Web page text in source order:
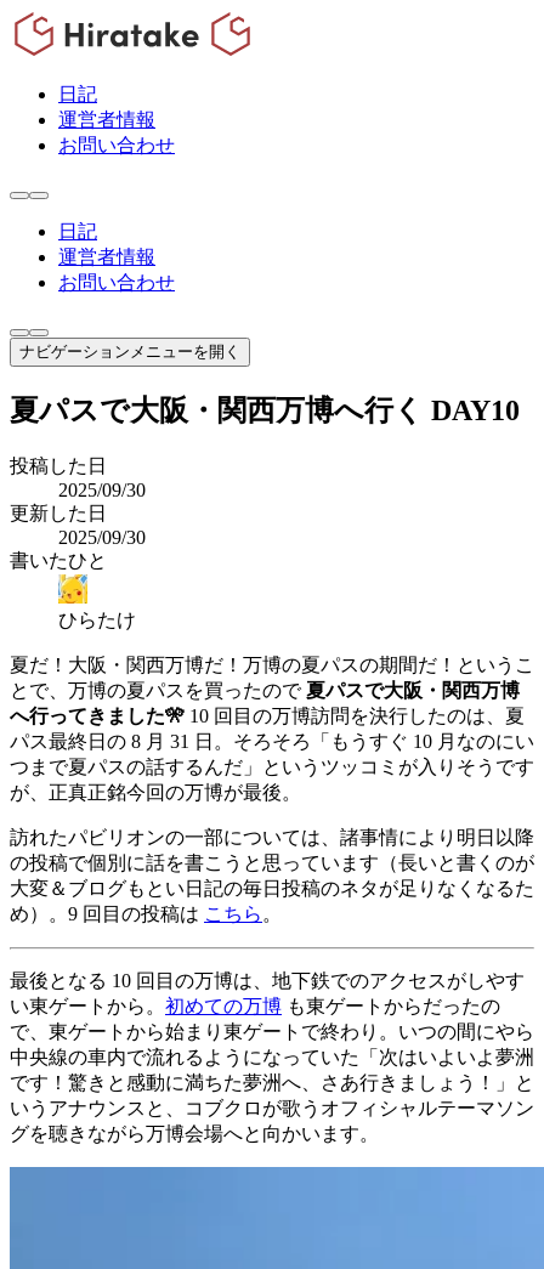
日記
運営者情報
お問い合わせ
日記
運営者情報
お問い合わせ
ナビゲーションメニューを開く
夏パスで大阪・関西万博へ行く DAY10
投稿した日
2025/09/30
更新した日
2025/09/30
書いたひと
ひらたけ
夏だ！大阪・関西万博だ！万博の夏パスの期間だ！というこ
とで、万博の夏パスを買ったので夏パスで大阪・関西万博
へ行ってきました🎌 10 回目の万博訪問を決行したのは、夏
パス最終日の 8 月 31 日。そろそろ「もうすぐ 10 月なのにい
つまで夏パスの話するんだ」というツッコミが入りそうです
が、正真正銘今回の万博が最後。
訪れたパビリオンの一部については、諸事情により明日以降
の投稿で個別に話を書こうと思っています（長いと書くのが
大変＆ブログもとい日記の毎日投稿のネタが足りなくなるた
め）。9 回目の投稿は こちら 。
最後となる 10 回目の万博は、地下鉄でのアクセスがしやす
い東ゲートから。 初めての万博 も東ゲートからだったの
で、東ゲートから始まり東ゲートで終わり。いつの間にやら
中央線の車内で流れるようになっていた「次はいよいよ夢洲
です！驚きと感動に満ちた夢洲へ、さあ行きましょう！」と
いうアナウンスと、コブクロが歌うオフィシャルテーマソン
グを聴きながら万博会場へと向かいます。